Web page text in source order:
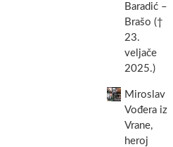
Baradić –
Brašo (†
23.
veljače
2025.)
Miroslav
Vođera iz
Vrane,
heroj